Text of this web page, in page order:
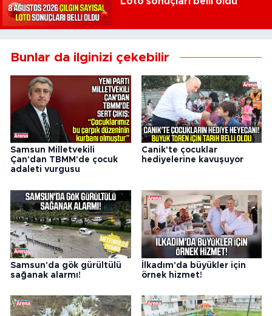
Bunlar da ilginizi çekebilir
Samsun Milletvekili
Çan'dan TBMM'de çocuk
adaleti vurgusu
Canik'te çocuklar
hediyelerine kavuşuyor
Samsun'da gök gürültülü
sağanak alarmı!
İlkadım'da büyükler için
örnek hizmet!